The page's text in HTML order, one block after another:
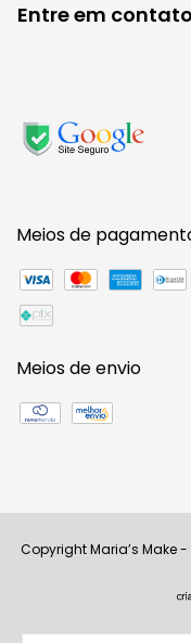
Entre em contato
Meios de
Meios de envio
Copyright Maria’s Make